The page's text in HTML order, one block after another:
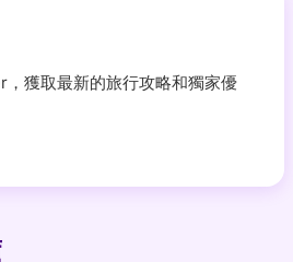
獲取最新的旅行攻略和獨家優